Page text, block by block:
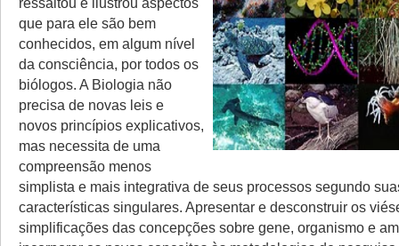
que para ele são bem
conhecidos, em algum nível
da consciência, por todos os
biólogos. A Biologia não
precisa de novas leis e
novos princípios explicativos,
mas necessita de uma
compreensão menos
simplista e mais integrativa de seus processos segundo
características singulares. Apresentar e desconstruir os
simplificações das concepções sobre gene, organismo e